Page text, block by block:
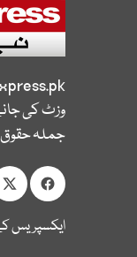
وزٹ کی
جملہ
ایکسپریس